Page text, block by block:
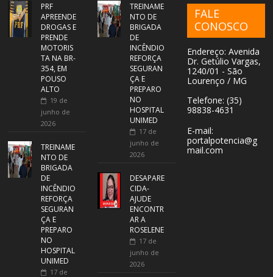
PRF
APREENDE
DROGAS E
PRENDE
MOTORIS
TA NA BR-
354, EM
POUSO
ALTO
19 de
junho de
2026
TREINAME
NTO DE
BRIGADA
DE
INCÊNDIO
REFORÇA
SEGURAN
ÇA E
PREPARO
NO
HOSPITAL
UNIMED
17 de
TREINAME
NTO DE
BRIGADA
DE
INCÊNDIO
REFORÇA
SEGURAN
ÇA E
PREPARO
NO
HOSPITAL
UNIMED
17 de
junho de
2026
DESAPARE
CIDA-
AJUDE
ENCONTR
AR A
ROSELENE
17 de
junho de
2026
FALE
CONOSCO
Endereço: Avenida
Dr. Getúlio Vargas,
1240/01 - São
Lourenço / MG
Telefone: (35)
98838-4631
E-mail:
portalpotencia@g
mail.com